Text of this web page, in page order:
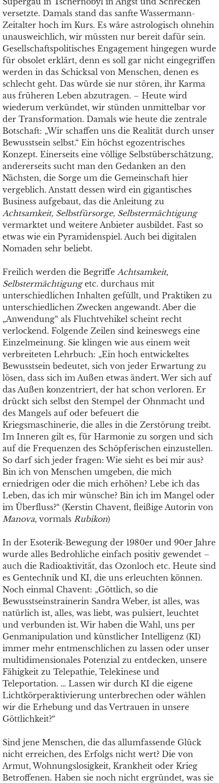
versetzte. Damals stand das sanfte Wassermann-
Zeitalter hoch im Kurs. Es wäre astrologisch ohnehin
unausweichlich, wir müssten nur bereit dafür sein.
Gesellschaftspolitisches Engagement hingegen wurde
für obsolet erklärt, denn es soll gar nicht eingegriffen
werden in das Schicksal von Menschen, denen es
schlecht geht. Das würde sie nur stören, ihr Karma
aus früheren Leben abzutragen. – Heute wird
wiederum verkündet, wir stünden unmittelbar vor
der Transformation. Damals wie heute die zentrale
Botschaft: „Wir schaffen uns die Realität durch unser
Bewusstsein selbst.“ Ein höchst egozentrisches
Konzept. Einerseits eine völlige Selbstüberschätzung,
andererseits sucht man den Gedanken an den
Nächsten, die Sorge um die Gemeinschaft hier
vergeblich. Anstatt dessen wird ein gigantisches
Business aufgebaut, das die Anleitung zu
Achtsamkeit, Selbstfürsorge, Selbstermächtigung
vermarktet und weitere Anbieter ausbildet. Fast so
etwas wie ein Pyramidenspiel. Auch bei digitalen
Nomaden sehr beliebt.
Freilich werden die Begriffe Achtsamkeit,
Selbstermächtigungetc. durchaus mit
unterschiedlichen Inhalten gefüllt, und Praktiken zu
unterschiedlichen Zwecken angewandt. Aber die
„Anwendung“ als Fluchtvehikel scheint recht
verlockend. Folgende Zeilen sind keineswegs eine
Einzelmeinung. Sie klingen wie aus einem weit
verbreiteten Lehrbuch: „Ein hoch entwickeltes
Bewusstsein bedeutet, sich von jeder Erwartung zu
lösen, dass sich im Außen etwas ändert. Wer sich auf
das Außen konzentriert, der hat schon verloren. Er
drückt sich selbst den Stempel der Ohnmacht und
des Mangels auf oder befeuert die
Kriegsmaschinerie, die alles in die Zerstörung treibt.
Im Inneren gilt es, für Harmonie zu sorgen und sich
auf die Frequenzen des Schöpferischen einzustellen.
So darf sich jeder fragen: Wie sieht es bei mir aus?
Bin ich von Menschen umgeben, die mich
erniedrigen oder die mich erhöhen? Lebe ich das
Leben, das ich mir wünsche? Bin ich im Mangel oder
im Überfluss?“ (Kerstin Chavent, fleißige Autorin von
Manova, vormals Rubikon)
In der Esoterik-Bewegung der 1980er und 90er Jahre
wurde alles Bedrohliche einfach positiv gewendet –
auch die Radioaktivität, das Ozonloch etc. Heute sind
es Gentechnik und KI, die uns erleuchten können.
Noch einmal Chavent: „Göttlich, so die
Bewusstseinstrainerin Sandra Weber, ist alles, was
natürlich ist, alles, was liebt, was pulsiert, leuchtet
und verbunden ist. Wir haben die Wahl, uns per
Genmanipulation und künstlicher Intelligenz (KI)
immer mehr entmenschlichen zu lassen oder unser
multidimensionales Potenzial zu entdecken, unsere
Fähigkeit zu Telepathie, Telekinese und
Teleportation. … Lassen wir durch KI die eigene
Lichtkörperaktivierung unterbrechen oder wählen
wir die Erhebung und das Vertrauen in unsere
Göttlichkeit?“
Sind jene Menschen, die das allumfassende Glück
nicht erreichen, des Erfolgs nicht wert? Die von
Armut, Wohnungslosigkeit, Krankheit oder Krieg
Betroffenen. Haben sie noch nicht ergründet, was sie